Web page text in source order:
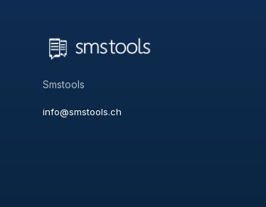
Smstools
info@smstools.ch